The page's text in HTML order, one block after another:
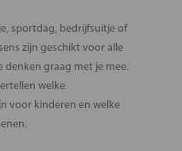
sportdag, bedrijfsuitje of
zijn geschikt voor alle
denken graag met je mee.
welke
voor kinderen en welke